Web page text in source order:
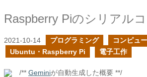
2021-10-14 プログラミング
コンピュ
Ubuntu・Raspberry Pi
電子工作
/** Geminiが自動生成した概要 **/